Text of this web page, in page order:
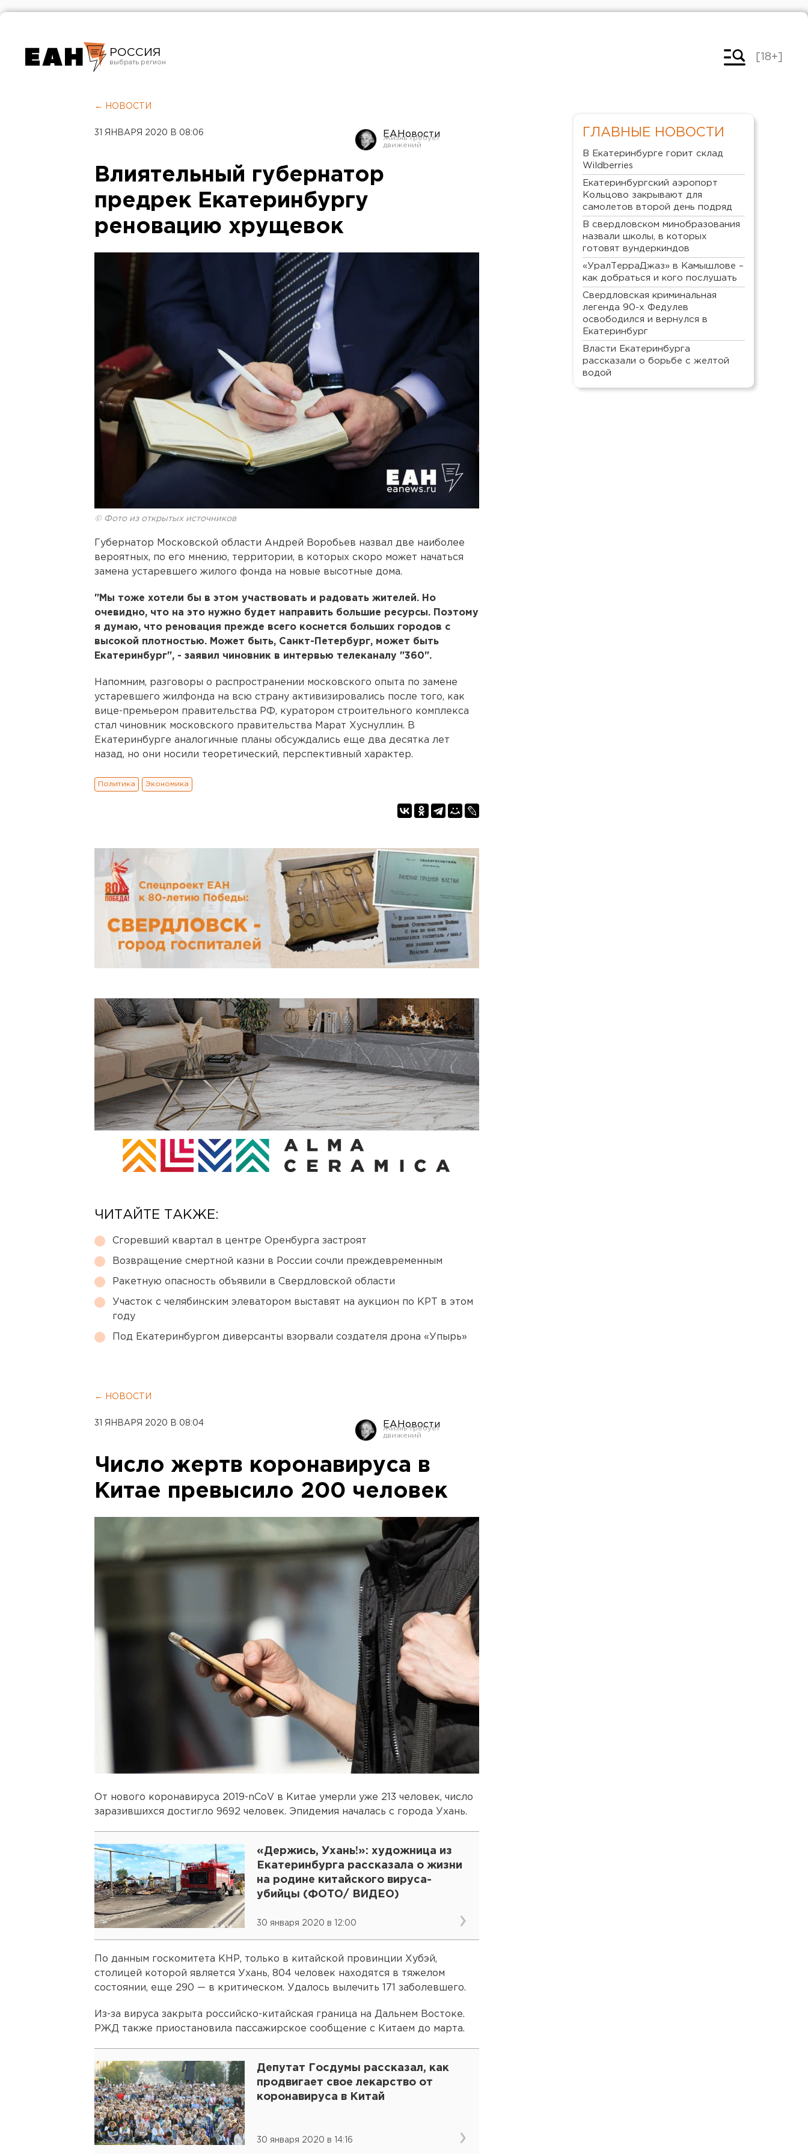
РОССИЯ
Челябинск
[18+]
← НОВОСТИ
31 ЯНВАРЯ 2020 В 08:06 ЕАНовости
Влиятельный губернатор
предрек Екатеринбургу
реновацию хрущевок
© Фото из открытых источников
Губернатор Московской области Андрей Воробьев назвал две наиболее
вероятных, по его мнению, территории, в которых скоро может начаться
замена устаревшего жилого фонда на новые высотные дома.
"Мы тоже хотели бы в этом участвовать и радовать жителей. Но
очевидно, что на это нужно будет направить большие ресурсы. Поэтому
я думаю, что реновация прежде всего коснется больших городов с
высокой плотностью. Может быть, Санкт-Петербург, может быть
Екатеринбург", - заявил чиновник в интервью телеканалу "360".
Напомним, разговоры о распространении московского опыта по замене
устаревшего жилфонда на всю страну активизировались после того, как
вице-премьером правительства РФ, куратором строительного комплекса
стал чиновник московского правительства Марат Хуснуллин. В
Екатеринбурге аналогичные планы обсуждались еще два десятка лет
назад, но они носили теоретический, перспективный характер.
Политика Экономика
ЧИТАЙТЕ ТАКЖЕ:
Сгоревший квартал в центре Оренбурга застроят
Возвращение смертной казни в России сочли преждевременным
Ракетную опасность объявили в Свердловской области
Участок с челябинским элеватором выставят на аукцион по КРТ в этом
году
Под Екатеринбургом диверсанты взорвали создателя дрона «Упырь»
← НОВОСТИ
31 ЯНВАРЯ 2020 В 08:04 ЕАНовости
Число жертв коронавируса в
Китае превысило 200 человек
От нового коронавируса 2019-nCoV в Китае умерли уже 213 человек, число
заразившихся достигло 9692 человек. Эпидемия началась с города Ухань.
«Держись, Ухань!»: художница из
Екатеринбурга рассказала о жизни
на родине китайского вируса-
убийцы (ФОТО/ ВИДЕО)
30 января 2020 в 12:00
По данным госкомитета КНР, только в китайской провинции Хубэй,
столицей которой является Ухань, 804 человек находятся в тяжелом
состоянии, еще 290 — в критическом. Удалось вылечить 171 заболевшего.
Из-за вируса закрыта российско-китайская граница на Дальнем Востоке.
РЖД также приостановила пассажирское сообщение с Китаем до марта.
Депутат Госдумы рассказал, как
продвигает свое лекарство от
коронавируса в Китай
30 января 2020 в 14:16
ГЛАВНЫЕ НОВОСТИ
В Екатеринбурге горит склад
Wildberries
Екатеринбургский аэропорт
Кольцово закрывают для
самолетов второй день подряд
В свердловском минобразования
назвали школы, в которых
готовят вундеркиндов
«УралТерраДжаз» в Камышлове –
как добраться и кого послушать
Свердловская криминальная
легенда 90-х Федулев
освободился и вернулся в
Екатеринбург
Власти Екатеринбурга
рассказали о борьбе с желтой
водой